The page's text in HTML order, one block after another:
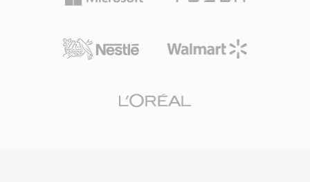
移动设备上稳定播放。虽然MP4等更新格式已在
容以及对文件大小要求极为严格的场景中仍然有